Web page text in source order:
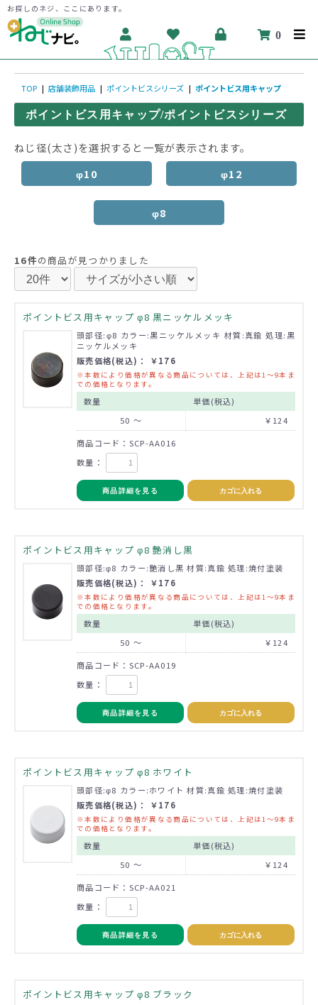
お探しのネジ、ここにあります。
0
TOP | 店舗装飾用品 | ポイントビスシリーズ | ポイントビス用キャップ
ポイントビス用キャップ/ポイントビスシリーズ
ねじ径(太さ)を選択すると一覧が表示されます。
φ10
φ12
φ8
16件の商品が見つかりました
ポイントビス用キャップ φ8 黒ニッケルメッキ
頭部径:φ8 カラー:黒ニッケルメッキ 材質:真鍮 処理:黒
ニッケルメッキ
販売価格(税込)： ￥176
※本数により価格が異なる商品については、上記は1～9本ま
での価格となります。
数量
単価(税込)
50 ～
￥124
商品コード：SCP-AA016
数量：
商品詳細を見る カゴに入れる
ポイントビス用キャップ φ8 艶消し黒
頭部径:φ8 カラー:艶消し黒 材質:真鍮 処理:焼付塗装
販売価格(税込)： ￥176
※本数により価格が異なる商品については、上記は1～9本ま
での価格となります。
数量
単価(税込)
50 ～
￥124
商品コード：SCP-AA019
数量：
商品詳細を見る カゴに入れる
ポイントビス用キャップ φ8 ホワイト
頭部径:φ8 カラー:ホワイト 材質:真鍮 処理:焼付塗装
販売価格(税込)： ￥176
※本数により価格が異なる商品については、上記は1～9本ま
での価格となります。
数量
単価(税込)
50 ～
￥124
商品コード：SCP-AA021
数量：
商品詳細を見る カゴに入れる
ポイントビス用キャップ φ8 ブラック